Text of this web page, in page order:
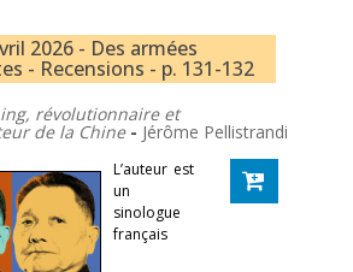
2026 - Des armées
- Recensions - p. 131-132
révolutionnaire et
de la Chine - Jérôme Pellistrandi
L’auteur est
un
sinologue
français